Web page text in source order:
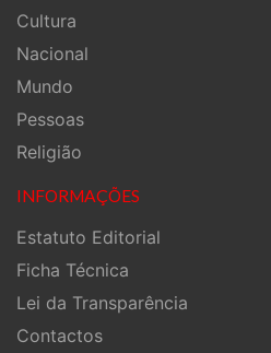
Cultura
Nacional
Mundo
Pessoas
Religião
INFORMAÇÕES
Estatuto Editorial
Ficha Técnica
Lei da Transparência
Contactos